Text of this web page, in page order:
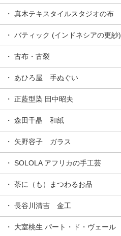
・ 真木テキスタイルスタジオの布
・ バティック (インドネシアの更紗)
・ 古布・古裂
・ あひろ屋 手ぬぐい
・ 正藍型染 田中昭夫
・ 森田千晶 和紙
・ 矢野容子 ガラス
・ SOLOLA アフリカの手工芸
・ 茶に（も）まつわるお品
・ 長谷川清吉 金工
・ 大室桃生 パート・ド・ヴェール